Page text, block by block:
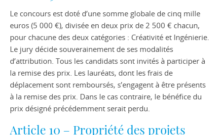
Le concours est doté d’une somme globale de cinq mille
euros (5 000 €), divisée en deux prix de 2 500 € chacun,
pour chacune des deux catégories : Créativité et Ingénierie.
Le jury décide souverainement de ses modalités
d’attribution. Tous les candidats sont invités à participer à
la remise des prix. Les lauréats, dont les frais de
déplacement sont remboursés, s’engagent à être présents
à la remise des prix. Dans le cas contraire, le bénéfice du
prix désigné précédemment serait perdu.
Article 10 – Propriété des projets